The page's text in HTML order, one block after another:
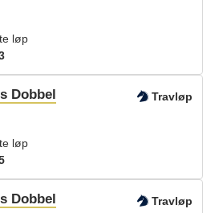
løp
Dobbel Travløp
løp
Dobbel Travløp